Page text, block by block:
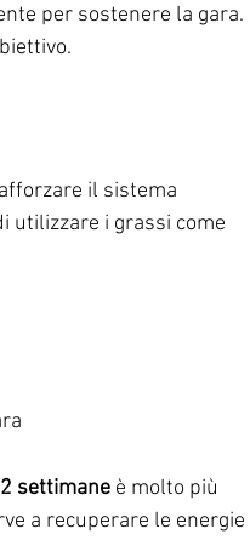
per sostenere la gara.
il sistema
utilizzare i grassi come
settimane è molto più
a recuperare le energie